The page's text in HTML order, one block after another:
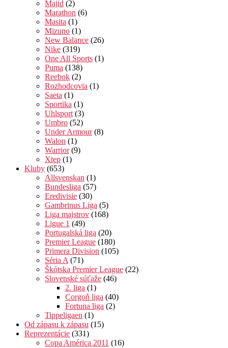
Majid (2)
Marathon (6)
Masita (1)
Mizuno (1)
New Balance (26)
Nike (319)
One All Sports (1)
Puma (138)
Reebok (2)
Rozhodcovia (1)
Saeta (1)
Sportika (1)
Uhlsport (3)
Umbro (52)
Under Armour(8)
Walon (1)
Warrior(9)
Xtep (1)
Kluby (653)
Allsvenskan (1)
Bundesliga (57)
Eredivisie (30)
Gambrinus Liga (5)
Liga majstrov (168)
Ligue 1 (49)
Portugalská liga (20)
Premier League (180)
Primera Division (105)
Séria A (71)
Škótska Premier League (22)
Slovenské súťaže (46)
2. liga (1)
Corgoň liga (40)
Fortuna liga (2)
Tippeligaen (1)
Od zápasu k zápasu (15)
Reprezentácie (331)
Copa América 2011 (16)